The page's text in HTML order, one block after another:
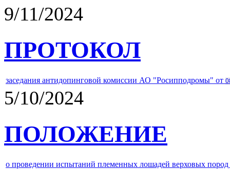
9/11/2024
ПРОТОКОЛ
заседания антидопинговой комиссии АО "Росипподромы" от
5/10/2024
ПОЛОЖЕНИЕ
о проведении испытаний племенных лошадей верховых